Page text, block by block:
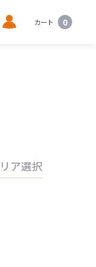
ロ
グ
カート 0
ア選択